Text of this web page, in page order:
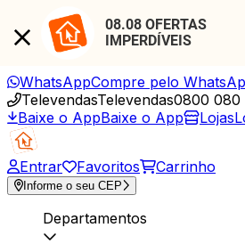
08.08 OFERTAS
IMPERDÍVEIS
WhatsAppCompre pelo
TelevendasTelevendas0800 080
Baixe o AppBaixe o App Lojas
Entrar Favoritos Carrinho
Informe o seu CEP
Departamentos